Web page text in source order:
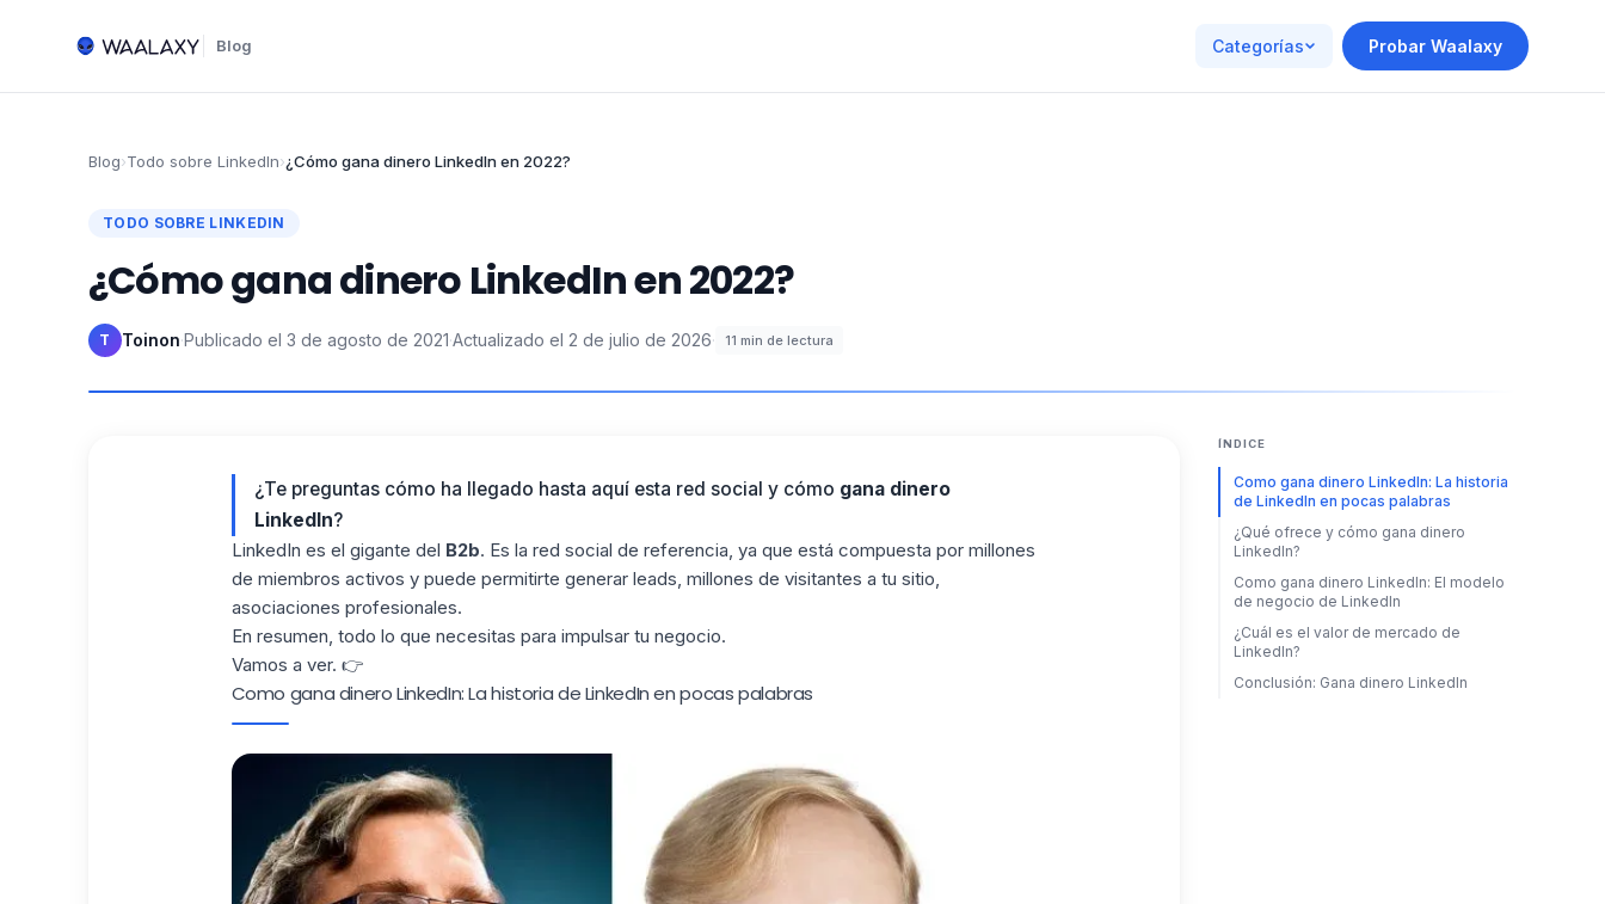
Blog Categorías Probar Waalaxy
Blog›Todo sobre LinkedIn›¿Cómo gana dinero LinkedIn en 2022?
TODO SOBRE LINKEDIN
¿Cómo gana dinero LinkedIn en 2022?
T Toinon·Publicado el 3 de agosto de 2021·Actualizado el 2 de julio de 2026· 11 min de lectura
¿Te preguntas cómo ha llegado hasta aquí esta red social y cómo gana dinero
LinkedIn?
LinkedIn es el gigante del B2b. Es la red social de referencia, ya que está compuesta por millones
de miembros activos y puede permitirte generar leads, millones de visitantes a tu sitio,
asociaciones profesionales.
En resumen, todo lo que necesitas para impulsar tu negocio.
Vamos a ver. 👉
Como gana dinero LinkedIn: La historia de LinkedIn en pocas palabras
ÍNDICE
Como gana dinero LinkedIn: La historia
de LinkedIn en pocas palabras
¿Qué ofrece y cómo gana dinero
LinkedIn?
Como gana dinero LinkedIn: El modelo
de negocio de LinkedIn
¿Cuál es el valor de mercado de
LinkedIn?
Conclusión: Gana dinero LinkedIn